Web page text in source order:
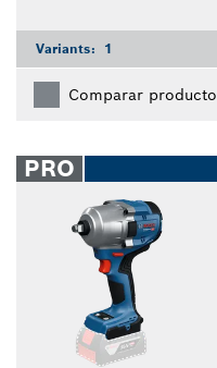
Variants: 1
Comparar producto
PRO